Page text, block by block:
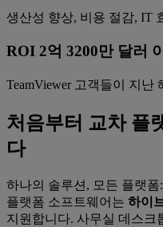
생산성 향상, 비용 절감, IT
ROI 2억 3200만 달러
TeamViewer 고객들이 지난
처음부터 교차 플
다
하나의 솔루션, 모든 플랫폼
플랫폼 소프트웨어는 하이
지원합니다. 사무실 데스크